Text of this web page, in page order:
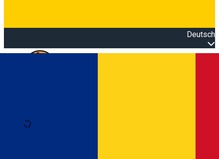
Deutsch